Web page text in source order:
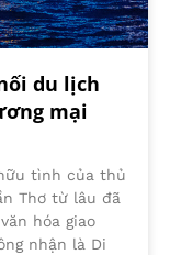
du lịch
mại
tình của thủ
Thơ từ lâu đã
hóa giao
nhận là Di